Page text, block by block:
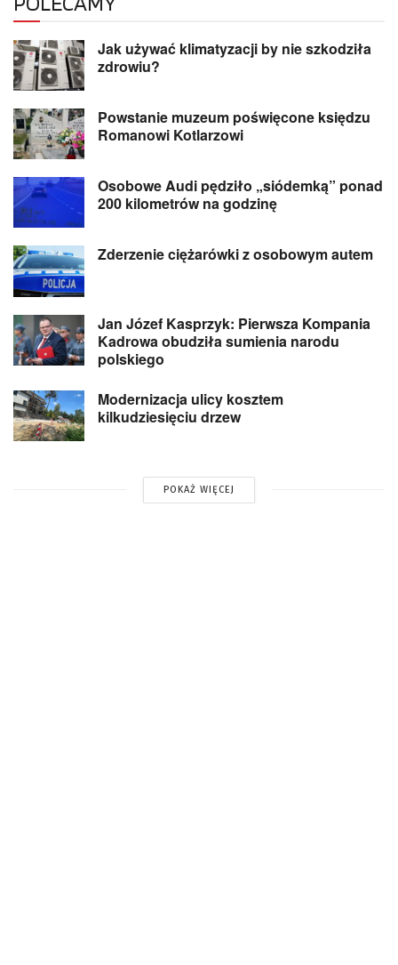
Jak używać klimatyzacji by nie szkodziła
zdrowiu?
Powstanie muzeum poświęcone księdzu
Romanowi Kotlarzowi
Osobowe Audi pędziło „siódemką” ponad
200 kilometrów na godzinę
Zderzenie ciężarówki z osobowym autem
Jan Józef Kasprzyk: Pierwsza Kompania
Kadrowa obudziła sumienia narodu
polskiego
Modernizacja ulicy kosztem
kilkudziesięciu drzew
POKAŻ WIĘCEJ